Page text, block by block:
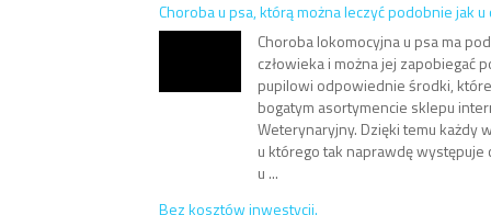
Choroba u psa, którą można leczyć podobnie jak u
Choroba lokomocyjna u psa ma
człowieka i można jej zapobiegać
pupilowi odpowiednie środki,
bogatym asortymencie sklepu
Weterynaryjny. Dzięki temu każdy
u którego tak naprawdę
u ...
Bez kosztów inwestycji.